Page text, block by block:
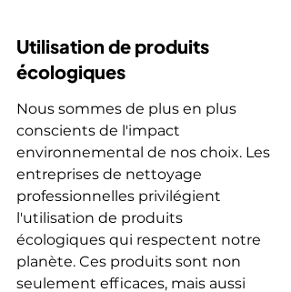
Utilisation de produits
écologiques
Nous sommes de plus en plus
conscients de l'impact
environnemental de nos choix. Les
entreprises de nettoyage
professionnelles privilégient
l'utilisation de produits
écologiques qui respectent notre
planète. Ces produits sont non
seulement efficaces, mais aussi